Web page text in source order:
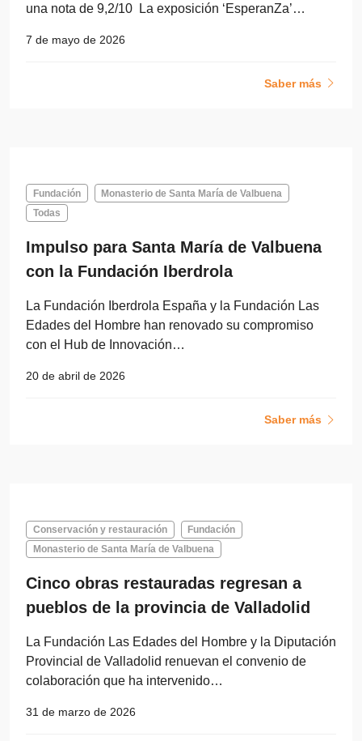
una nota de 9,2/10 La exposición ‘EsperanZa’…
7 de mayo de 2026
Saber más
Fundación
Monasterio de Santa María de Valbuena
Todas
Impulso para Santa María de Valbuena
con la Fundación Iberdrola
La Fundación Iberdrola España y la Fundación Las
Edades del Hombre han renovado su compromiso
con el Hub de Innovación…
20 de abril de 2026
Saber más
Conservación y restauración
Fundación
Monasterio de Santa María de Valbuena
Cinco obras restauradas regresan a
pueblos de la provincia de Valladolid
La Fundación Las Edades del Hombre y la Diputación
Provincial de Valladolid renuevan el convenio de
colaboración que ha intervenido…
31 de marzo de 2026